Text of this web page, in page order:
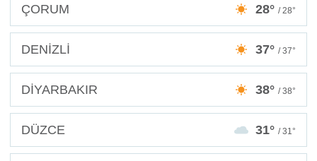
ÇORUM 28° / 28°
DENİZLİ 37° / 37°
DİYARBAKIR 38° / 38°
DÜZCE 31° / 31°